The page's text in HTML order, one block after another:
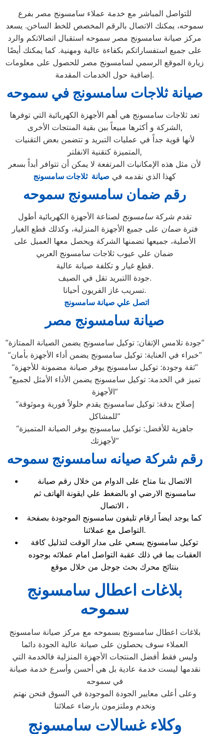
للتواصل المباشر مع خدمة عملاء سامسونج مصر بفرع
سموحه، يمكنك الاتصال بالرقم المخصص للخط الساخن. يسعد
مركز صيانة سامسونج مصر سموحه استقبال اتصالاتكم والرد
على جميع استفساراتكم بكفاءة عالية ومهنية. كما يمكنك أيضًا
زيارة الموقع الرسمي لسامسونج مصر للحصول على معلومات
إضافية حول الخدمات المقدمة.
صيانة ثلاجات سامسونج في سموحه
تعد ثلاجات سامسونج هي أهم الأجهزة الكهربائية التي توفرها
الشركة و أكثرها مبيعاً بين بقية المنتجات الأخرى,
لأنها قوية جداً في عمليات التبريد و تتضمن بعض التقنيات
المتميزة كتقنية الانفلتر,
لأن مثل هذه الإمكانيات المرتفعة لا يمكن أن تتوافر أبداً بسعر
كهذا الذي نقدمه في صيانة ثلاجات سامسونج
رقم ضمان سامسونج سموحه
تقدم شركةسامسونج لصناعة الأجهزة الكهربائية أطول
فترةضمان على جميع الأجهزة المنزلية، وكذلك قطع الغيار
الأصلية، جميعها تضمنها الشركة ويحصل معها العميل على
ضمان علي عيوب ثلاجات سامسونج العربي
قطع غيار و تكلفة صيانة عالية.
جودة االتبريد تقل في الصيف.
تسريب غاز الفريون أحيانا.
اتصل علي صيانة سامسونج
صيانة سامسونج مصر
“جودة تلامس الإتقان: توكيل سامسونج يضمن الصيانة الممتازة”
“خبراء في العناية: توكيل سامسونج يضمن أداء الأجهزة بأمان”
“ثقة وجودة: توكيل سامسونج يوفر صيانة مضمونة للأجهزة”
“تميز في الخدمة: توكيل سامسونج يضمن الأداء الأمثل لجميع
الأجهزة”
“إصلاح بدقة: توكيل سامسونج يقدم حلولاً فورية وموثوقة
للمشاكل”
“جاهزية للأفضل: توكيل سامسونج يوفر الصيانة المتميزة
لأجهزتك”
رقم شركة صيانه سامسونج سموحه
الاتصال بنا متاح على الدوام من خلال رقم صيانة
سامسونج الارضي او بالضغط علي ايقونة الهاتف ثم
الاتصال ،
كما يوجد ايضاً ارقام تليفون سامسونج الموجودة بصفحة
التواصل مع عملائنا.
توكيل سامسونج يسعي على مدار الوقت لتذليل كافة
العقبات بما في ذلك عقبة التواصل امام عملائه بوجوده
بنتائج محرك بحث جوجل من خلال موقع
بلاغات اعطال سامسونج
سموحه
بلاغات اعطال سامسونج بسموحه مع مركز صيانة سامسونج
العملاء سوف يحصلون على صيانة عالية الجودة دائما
وليس فقط أفضل المنتجات الأجهزة المنزلية فالخدمة التي
نقدمها ليست خدمة عادية بل هي أحسن وأسرع خدمة صيانة
في سموحه
وعلى أعلى معايير الجودة الموجودة في السوق فنحن نهتم
ونخدم وملتزمون بارضاء عملائنا
وكلاء غسالات سامسونج